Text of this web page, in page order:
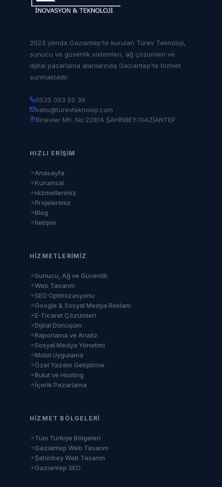
2023 yılında Gaziantep'te kurulan Türev Teknoloji,
sunucu ve güvenlik sistemleri, ağ çözümleri ve
dijital pazarlama alanlarında Gaziantep'te hizmet
sunmaktadır.
0535 053 55 39
satis@turevteknoloji.com
Binevler Mh. No:228/A ŞAHİNBEY/GAZİANTEP
HIZLI ERIŞIM
Anasayfa
Kurumsal
Hizmetlerimiz
Projelerimiz
Blog
İletişim
HIZMETLERIMIZ
Sunucu, Ağ ve Güvenlik
Web Tasarım
SEO Optimizasyonu
Google & Sosyal Medya Reklam
E-Ticaret Çözümleri
Dijital Dönüşüm
Raporlama ve Analiz
Sosyal Medya Yönetimi
Mobil Uygulama
Özel Yazılım Geliştirme
Bulut ve Hosting
İçerik Pazarlama
HIZMET BÖLGELERI
Tüm Türkiye Bölgeleri
Gaziantep Web Tasarım
Şahinbey Web Tasarım
Gaziantep SEO